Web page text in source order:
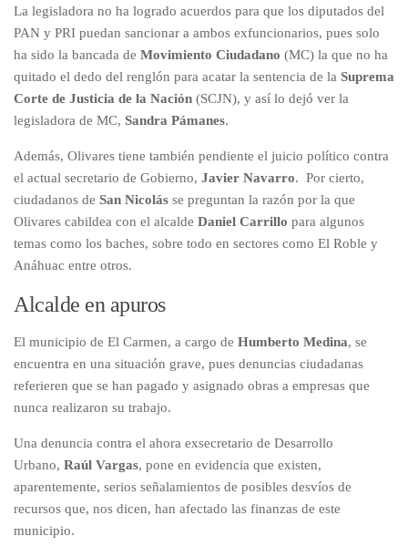
La legisladora no ha logrado acuerdos para que los diputados del
PAN y PRI puedan sancionar a ambos exfuncionarios, pues solo
ha sido la bancada de Movimiento Ciudadano (MC) la que no ha
quitado el dedo del renglón para acatar la sentencia de la Suprema
Corte de Justicia de la Nación (SCJN), y así lo dejó ver la
legisladora de MC, Sandra Pámanes.
Además, Olivares tiene también pendiente el juicio político contra
el actual secretario de Gobierno, Javier Navarro. Por cierto,
ciudadanos de San Nicolás se preguntan la razón por la que
Olivares cabildea con el alcalde Daniel Carrillo para algunos
temas como los baches, sobre todo en sectores como El Roble y
Anáhuac entre otros.
Alcalde en apuros
El municipio de El Carmen, a cargo de Humberto Medina, se
encuentra en una situación grave, pues denuncias ciudadanas
referieren que se han pagado y asignado obras a empresas que
nunca realizaron su trabajo.
Una denuncia contra el ahora exsecretario de Desarrollo
Urbano, Raúl Vargas, pone en evidencia que existen,
aparentemente, serios señalamientos de posibles desvíos de
recursos que, nos dicen, han afectado las finanzas de este
municipio.